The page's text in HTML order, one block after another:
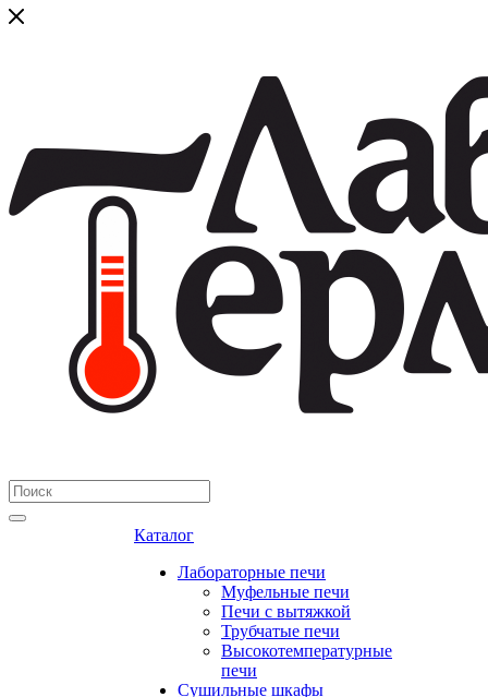
Каталог
Лабораторные печи
Муфельные печи
Печи с вытяжкой
Трубчатые печи
Высокотемпературные
печи
Сушильные шкафы